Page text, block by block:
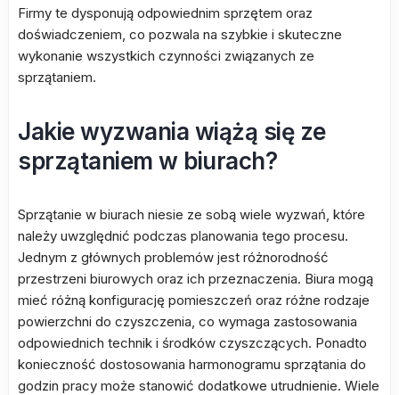
Firmy te dysponują odpowiednim sprzętem oraz
doświadczeniem, co pozwala na szybkie i skuteczne
wykonanie wszystkich czynności związanych ze
sprzątaniem.
Jakie wyzwania wiążą się ze
sprzątaniem w biurach?
Sprzątanie w biurach niesie ze sobą wiele wyzwań, które
należy uwzględnić podczas planowania tego procesu.
Jednym z głównych problemów jest różnorodność
przestrzeni biurowych oraz ich przeznaczenia. Biura mogą
mieć różną konfigurację pomieszczeń oraz różne rodzaje
powierzchni do czyszczenia, co wymaga zastosowania
odpowiednich technik i środków czyszczących. Ponadto
konieczność dostosowania harmonogramu sprzątania do
godzin pracy może stanowić dodatkowe utrudnienie. Wiele